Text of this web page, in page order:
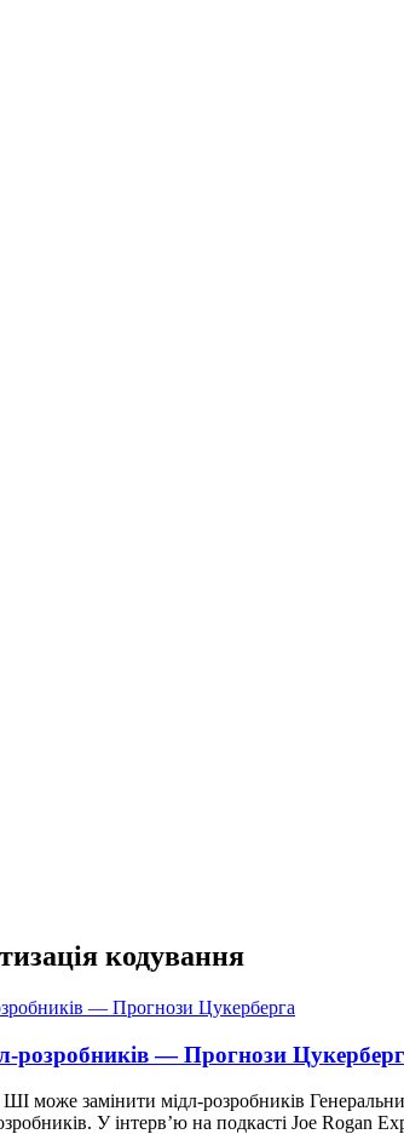
кодування
розробників — Прогнози
може замінити мідл-розробників
У інтерв’ю на подкасті Joe Rogan